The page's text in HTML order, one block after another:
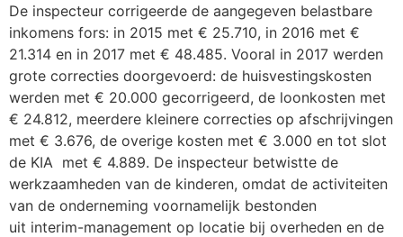
De inspecteur corrigeerde de aangegeven belastbare
inkomens fors: in 2015 met € 25.710, in 2016 met €
21.314 en in 2017 met € 48.485. Vooral in 2017 werden
grote correcties doorgevoerd: de huisvestingskosten
werden met € 20.000 gecorrigeerd, de loonkosten met
€ 24.812, meerdere kleinere correcties op afschrijvingen
met € 3.676, de overige kosten met € 3.000 en tot slot
de KIA met € 4.889. De inspecteur betwistte de
werkzaamheden van de kinderen, omdat de activiteiten
van de onderneming voornamelijk bestonden
uit interim-management op locatie bij overheden en de